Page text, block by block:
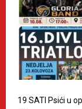
19 SATI Psići u